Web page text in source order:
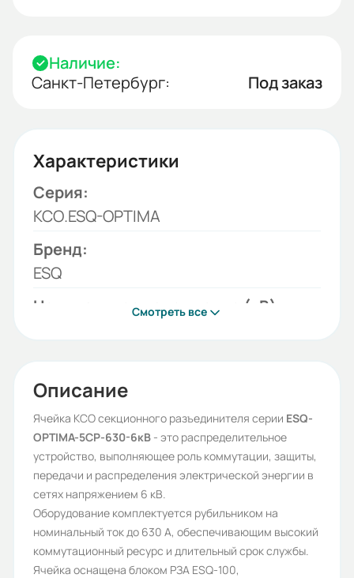
Наличие:
Санкт-Петербург:
Под заказ
Характеристики
Серия:
КСО.ESQ-OPTIMA
Бренд:
ESQ
Номинальное напряжение (кВ):
Разъединитель
Орган управления:
Блок РЗА, Кнопки, Переключатели
Ток нагрузки, А:
630
Климатическое исполнение:
У3
Смотреть все
Описание
Ячейка КСО секционного разъединителя серии ESQ-
OPTIMA-5СР-630-6кВ - это распределительное
устройство, выполняющее роль коммутации, защиты,
передачи и распределения электрической энергии в
сетях напряжением 6 кВ.
Оборудование комплектуется рубильником на
номинальный ток до 630 А, обеспечивающим высокий
коммутационный ресурс и длительный срок службы.
Ячейка оснащена блоком РЗА ESQ-100,